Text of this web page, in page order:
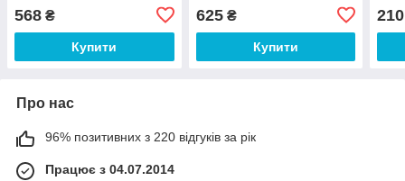
568 ₴
Купити
625₴
Купити
210
Про нас
96% позитивних з 220 відгуків за рік
Працює з 04.07.2014